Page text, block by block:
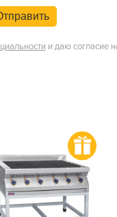
и даю согласие